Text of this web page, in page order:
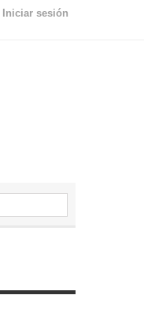
Iniciar sesión